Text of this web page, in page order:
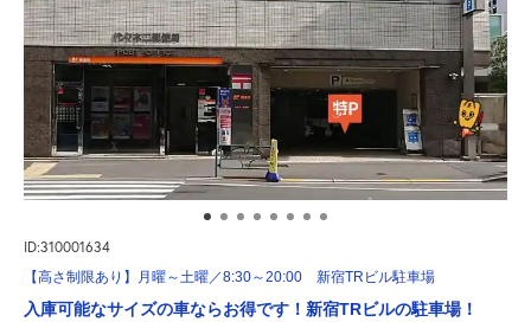
ID:310001634
【高さ制限あり】月曜～土曜／8:30～20:00 新宿TRビル駐車場
入庫可能なサイズの車ならお得です！新宿TRビルの駐車場！